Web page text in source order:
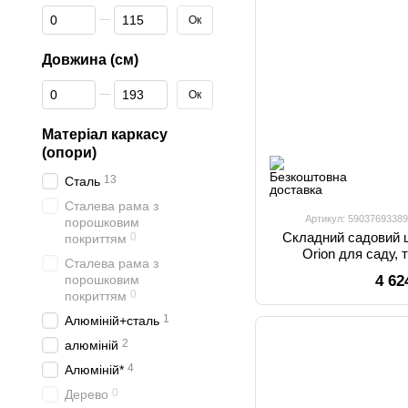
Артикул:
Складний садовий
Orion для саду,
4
Від Висота (см)
До Висота (см) Ок
Довжина (см)
Від Довжина (см)
До Довжина (см) Ок
Матеріал каркасу
(опори)
Сталь 13
Сталева рама з
порошковим
покриттям 0
Сталева рама з
порошковим
покриттям 0
Алюміній+сталь 1
алюміній 2
Алюміній* 4
Дерево 0